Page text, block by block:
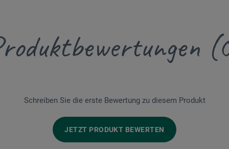
Schreiben Sie die erste Bewertung zu diesem Produkt
JETZT PRODUKT BEWERTEN